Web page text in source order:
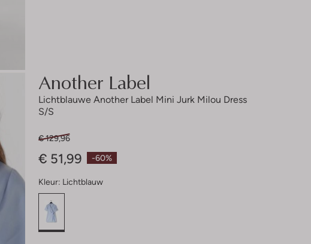
Another Label
Lichtblauwe Another Label Mini Jurk Milou Dress
S/s
-60%
€ 129,96
€ 51,99
Kleur: Lichtblauw